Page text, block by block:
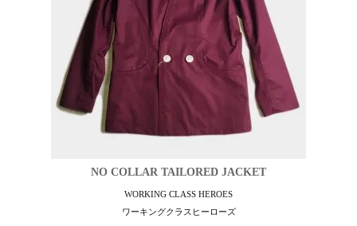
NO COLLAR TAILORED JACKET
WORKING CLASS HEROES
ワーキングクラスヒーローズ